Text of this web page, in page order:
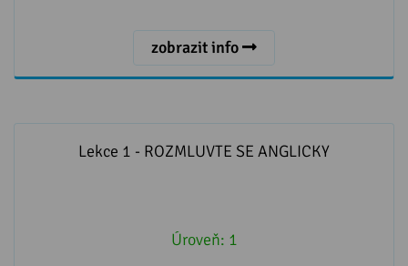
zobrazit info
Lekce 1 - ROZMLUVTE SE ANGLICKY
Úroveň: 1